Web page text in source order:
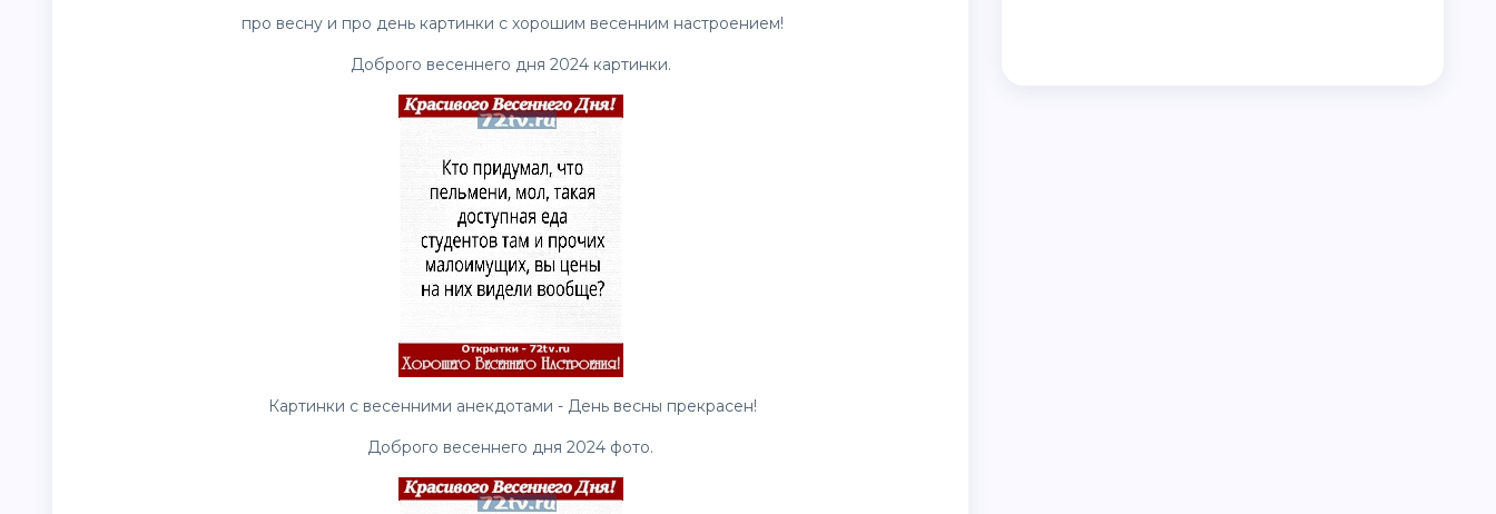
про весну и про день картинки с хорошим весенним настроением!
Доброго весеннего дня 2024 картинки.
Картинки с весенними анекдотами - День весны прекрасен!
Доброго весеннего дня 2024 фото.